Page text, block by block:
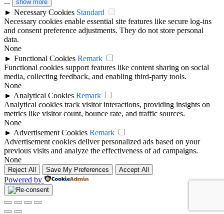
show more
► Necessary Cookies Standard
Necessary cookies enable essential site features like secure log-ins
and consent preference adjustments. They do not store personal
data.
None
► Functional Cookies Remark
Functional cookies support features like content sharing on social
media, collecting feedback, and enabling third-party tools.
None
► Analytical Cookies Remark
Analytical cookies track visitor interactions, providing insights on
metrics like visitor count, bounce rate, and traffic sources.
None
► Advertisement Cookies Remark
Advertisement cookies deliver personalized ads based on your
previous visits and analyze the effectiveness of ad campaigns.
None
Reject All Save My Preferences Accept All
Powered by